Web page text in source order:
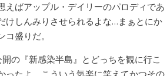
えばアップル・デイリーのパロディであ
けしんみりさせられるよな…まぁとにか
盛りだ。
の『新感染半島』とどっちを観に行こ